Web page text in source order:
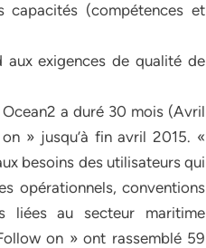
(compétences et
exigences de qualité de
a duré 30 mois (Avril
» jusqu’à fin avril 2015. «
besoins des utilisateurs qui
opérationnels, conventions
liées au secteur maritime
on » ont rassemblé 59